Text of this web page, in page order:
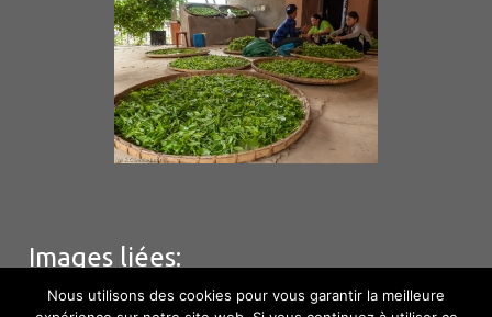
Images liées:
Nous utilisons des cookies pour vous garantir la meilleure